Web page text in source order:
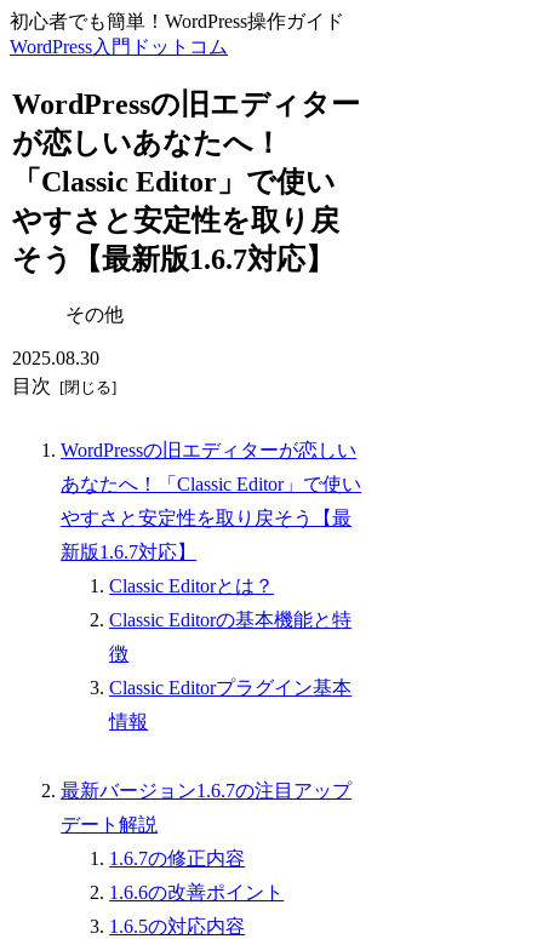
初心者でも簡単！WordPress操作ガイド
WordPress入門ドットコム
WordPressの旧エディター
が恋しいあなたへ！
「Classic Editor」で使い
やすさと安定性を取り戻
そう【最新版1.6.7対応】
その他
2025.08.30
目次
WordPressの旧エディターが恋しい
あなたへ！「Classic Editor」で使い
やすさと安定性を取り戻そう【最
新版1.6.7対応】
Classic Editorとは？
Classic Editorの基本機能と特
徴
Classic Editorプラグイン基本
情報
最新バージョン1.6.7の注目アップ
デート解説
1.6.7の修正内容
1.6.6の改善ポイント
1.6.5の対応内容